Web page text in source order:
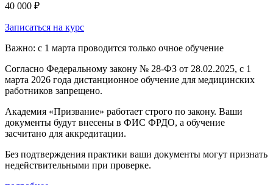
40 000 ₽
Записаться на курс
Важно: с 1 марта проводится только очное обучение
Согласно Федеральному закону № 28-ФЗ от 28.02.2025, с 1
марта 2026 года дистанционное обучение для медицинских
работников запрещено.
Академия «Призвание» работает строго по закону. Ваши
документы будут внесены в ФИС ФРДО, а обучение
засчитано для аккредитации.
Без подтверждения практики ваши документы могут признать
недействительными при проверке.